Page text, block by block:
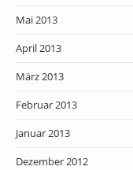
Mai 2013
April 2013
März 2013
Februar 2013
Januar 2013
Dezember 2012